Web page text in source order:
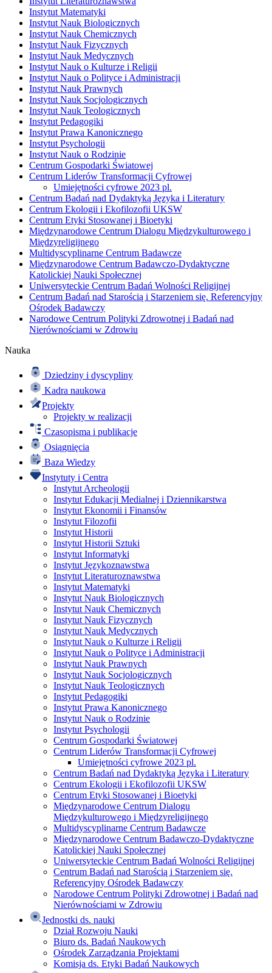
Instytut Matematyki
Instytut Nauk Biologicznych
Instytut Nauk Chemicznych
Instytut Nauk Fizycznych
Instytut Nauk Medycznych
Instytut Nauk o Kulturze i Religii
Instytut Nauk o Polityce i Administracji
Instytut Nauk Prawnych
Instytut Nauk Socjologicznych
Instytut Nauk Teologicznych
Instytut Pedagogiki
Instytut Prawa Kanonicznego
Instytut Psychologii
Instytut Nauk o Rodzinie
Centrum Gospodarki Światowej
Centrum Liderów Transformacji Cyfrowej
Umiejętności cyfrowe 2023 pl.
Centrum Badań nad Dydaktyką Języka i Literatury
Centrum Ekologii i Ekofilozofii UKSW
Centrum Etyki Stosowanej i Bioetyki
Międzynarodowe Centrum Dialogu Międzykulturowego i
Międzyreligijnego
Multidyscyplinarne Centrum Badawcze
Międzynarodowe Centrum Badawczo-Dydaktyczne
Katolickiej Nauki Społecznej
Uniwersyteckie Centrum Badań Wolności Religijnej
Centrum Badań nad Starością i Starzeniem się. Referencyjny
Ośrodek Badawczy
Narodowe Centrum Polityki Zdrowotnej i Badań nad
Nierównościami w Zdrowiu
Nauka
Dziedziny i dyscypliny
Kadra naukowa
Projekty
Projekty w realizacji
Czasopisma i publikacje
Osiągnięcia
Baza Wiedzy
Instytuty i Centra
Instytut Archeologii
Instytut Edukacji Medialnej i Dziennikarstwa
Instytut Ekonomii i Finansów
Instytut Filozofii
Instytut Historii
Instytut Historii Sztuki
Instytut Informatyki
Instytut Językoznawstwa
Instytut Literaturoznawstwa
Instytut Matematyki
Instytut Nauk Biologicznych
Instytut Nauk Chemicznych
Instytut Nauk Fizycznych
Instytut Nauk Medycznych
Instytut Nauk o Kulturze i Religii
Instytut Nauk o Polityce i Administracji
Instytut Nauk Prawnych
Instytut Nauk Socjologicznych
Instytut Nauk Teologicznych
Instytut Pedagogiki
Instytut Prawa Kanonicznego
Instytut Nauk o Rodzinie
Instytut Psychologii
Centrum Gospodarki Światowej
Centrum Liderów Transformacji Cyfrowej
Umiejętności cyfrowe 2023 pl.
Centrum Badań nad Dydaktyką Języka i Literatury
Centrum Ekologii i Ekofilozofii UKSW
Centrum Etyki Stosowanej i Bioetyki
Międzynarodowe Centrum Dialogu
Międzykulturowego i Międzyreligijnego
Multidyscyplinarne Centrum Badawcze
Międzynarodowe Centrum Badawczo-Dydaktyczne
Katolickiej Nauki Społecznej
Uniwersyteckie Centrum Badań Wolności Religijnej
Centrum Badań nad Starością i Starzeniem się.
Referencyjny Ośrodek Badawczy
Narodowe Centrum Polityki Zdrowotnej i Badań nad
Nierównościami w Zdrowiu
Jednostki ds. nauki
Dział Rozwoju Nauki
Biuro ds. Badań Naukowych
Ośrodek Zarządzania Projektami
Komisja ds. Etyki Badań Naukowych